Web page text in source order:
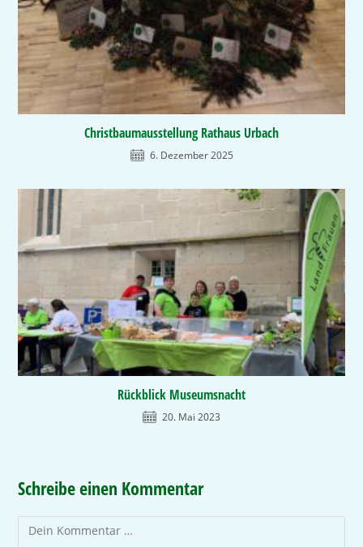
Christbaumausstellung Rathaus Urbach
6. Dezember 2025
Rückblick Museumsnacht
20. Mai 2023
Schreibe einen Kommentar